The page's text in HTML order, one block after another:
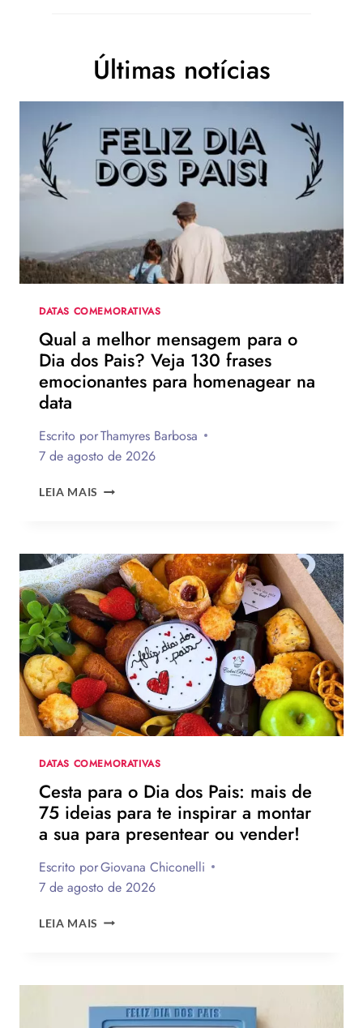
Últimas notícias
DATAS COMEMORATIVAS
Qual a melhor mensagem para o
Dia dos Pais? Veja 130 frases
emocionantes para homenagear na
data
Escrito porThamyres Barbosa
7 de agosto de 2026
LEIA MAIS QUAL
PARA
O
DIA
DOS
PAIS?
VEJA
130
FRASES
EMOCIONANTES
PARA
HOMENAGEAR
DATA
DATAS COMEMORATIVAS
Cesta para o Dia dos Pais: mais de
75 ideias para te inspirar a montar
a sua para presentear ou vender!
Escrito porGiovana Chiconelli
7 de agosto de 2026
LEIA MAIS CESTA
DOS
PAIS:
MAIS